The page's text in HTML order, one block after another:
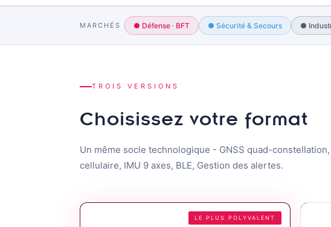
MARCHÉS ● Défense · BFT ● Sécurité & Secours ●
TROIS VERSIONS
Choisissez votre format
Un même socle technologique - GNSS quad-
cellulaire, IMU 9 axes, BLE, Gestion des alertes.
LE PLUS POLYVALENT